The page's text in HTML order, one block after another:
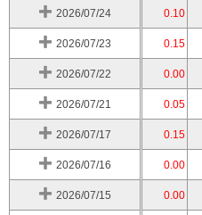
2026/07/24 0.10
2026/07/23 0.15
2026/07/22 0.00
2026/07/21 0.05
2026/07/17 0.15
2026/07/16 0.00
2026/07/15 0.00